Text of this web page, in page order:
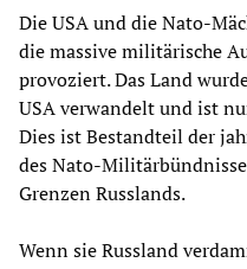
Die USA und die Nato-
die massive militärische
provoziert. Das Land
USA verwandelt und ist
Dies ist Bestandteil der
des Nato-
Grenzen Russlands.
Wenn sie Russland